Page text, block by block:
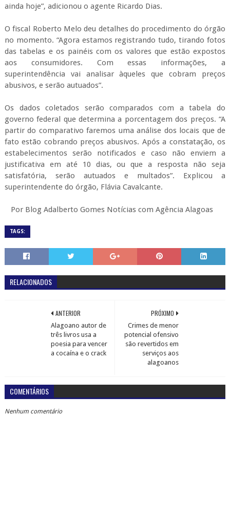
ainda hoje”, adicionou o agente Ricardo Dias.
O fiscal Roberto Melo deu detalhes do procedimento do órgão
no momento. “Agora estamos registrando tudo, tirando fotos
das tabelas e os painéis com os valores que estão expostos
aos consumidores. Com essas informações, a
superintendência vai analisar àqueles que cobram preços
abusivos, e serão autuados”.
Os dados coletados serão comparados com a tabela do
governo federal que determina a porcentagem dos preços. “A
partir do comparativo faremos uma análise dos locais que de
fato estão cobrando preços abusivos. Após a constatação, os
estabelecimentos serão notificados e caso não enviem a
justificativa em até 10 dias, ou que a resposta não seja
satisfatória, serão autuados e multados”. Explicou a
superintendente do órgão, Flávia Cavalcante.
Por Blog Adalberto Gomes Notícias com Agência Alagoas
TAGS:
RELACIONADOS
PRÓXIMO
Crimes de menor
potencial ofensivo
são revertidos em
serviços aos
alagoanos
ANTERIOR
Alagoano autor de
três livros usa a
poesia para vencer
a cocaína e o crack
COMENTÁRIOS
Nenhum comentário